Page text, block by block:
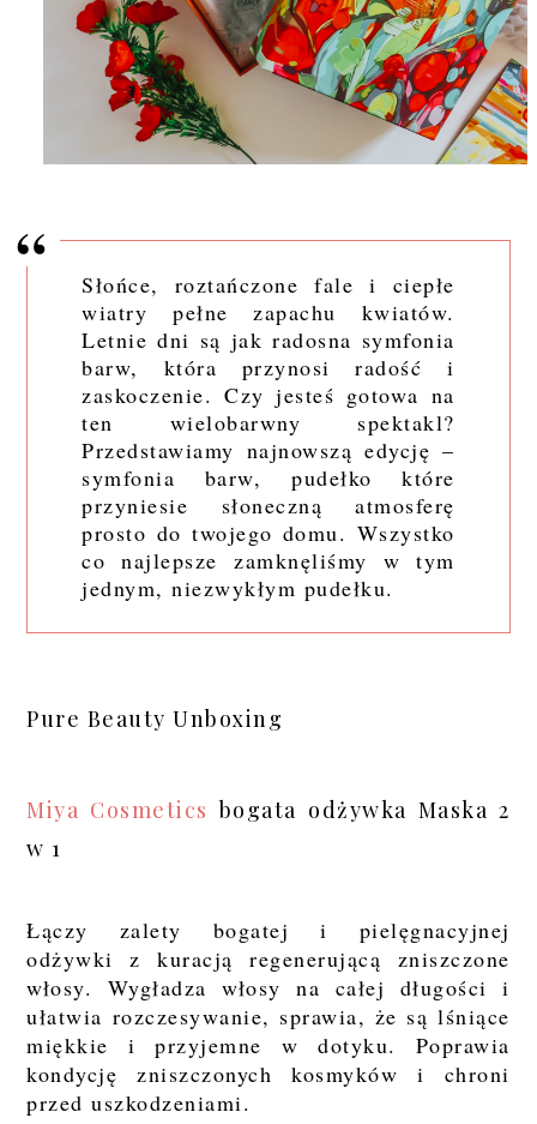
Słońce, roztańczone fale i ciepłe
wiatry pełne zapachu kwiatów.
Letnie dni są jak radosna symfonia
barw, która przynosi radość i
zaskoczenie. Czy jesteś gotowa na
ten wielobarwny spektakl?
Przedstawiamy najnowszą edycję –
symfonia barw, pudełko które
przyniesie słoneczną atmosferę
prosto do twojego domu. Wszystko
co najlepsze zamknęliśmy w tym
jednym, niezwykłym pudełku.
Pure Beauty Unboxing
Miya Cosmetics bogata odżywka Maska 2
w 1
Łączy zalety bogatej i pielęgnacyjnej
odżywki z kuracją regenerującą zniszczone
włosy. Wygładza włosy na całej długości i
ułatwia rozczesywanie, sprawia, że są lśniące
miękkie i przyjemne w dotyku. Poprawia
kondycję zniszczonych kosmyków i chroni
przed uszkodzeniami.